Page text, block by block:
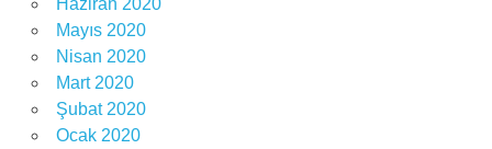
Mayıs 2020
Nisan 2020
Mart 2020
Şubat 2020
Ocak 2020